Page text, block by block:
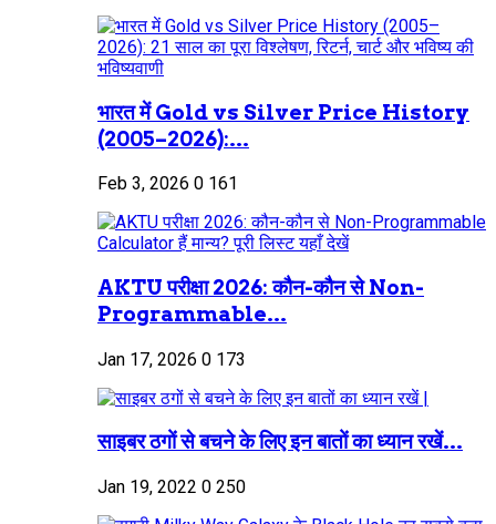
भारत में Gold vs Silver Price History
(2005–2026):...
Feb 3, 2026 0 161
AKTU परीक्षा 2026: कौन-कौन से Non-
Programmable...
Jan 17, 2026 0 173
साइबर ठगों से बचने के लिए इन बातों का ध्यान रखें...
Jan 19, 2022 0 250